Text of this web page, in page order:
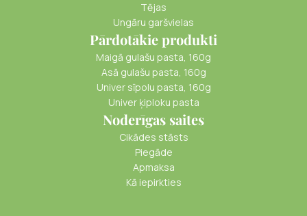
Tējas
Ungāru garšvielas
Pārdotākie produkti
Maigā gulašu pasta, 160g
Asā gulašu pasta, 160g
Univer sīpolu pasta, 160g
Univer ķiploku pasta
Noderīgas saites
Cikādes stāsts
Piegāde
Apmaksa
Kā iepirkties